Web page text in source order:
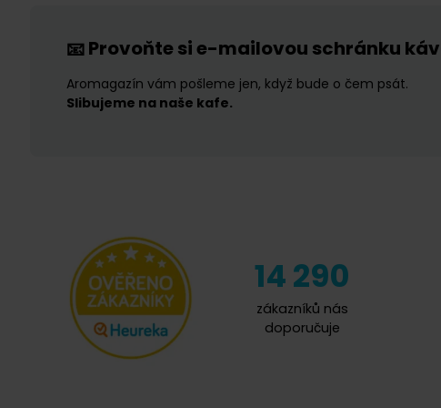
📧Provoňte si e-mailovou schránku
Aromagazín vám pošleme jen, když bude o čem psát.
Slibujeme na naše kafe.
14 290
zákazníků nás
doporučuje